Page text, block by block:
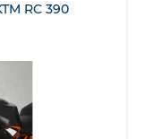
RC 390